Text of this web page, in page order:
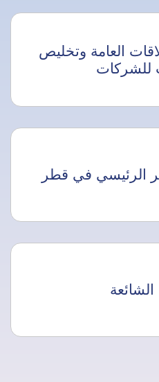
العامة وتخليص
للشركات
الرئيسي في قطر
الشائعة